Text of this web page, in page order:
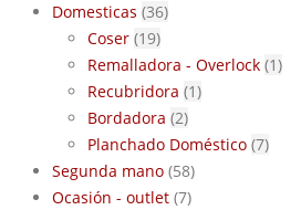
Domesticas (36)
Coser (19)
Remalladora - Overlock (1)
Recubridora (1)
Bordadora (2)
Planchado Doméstico (7)
Segunda mano (58)
Ocasión - outlet (7)